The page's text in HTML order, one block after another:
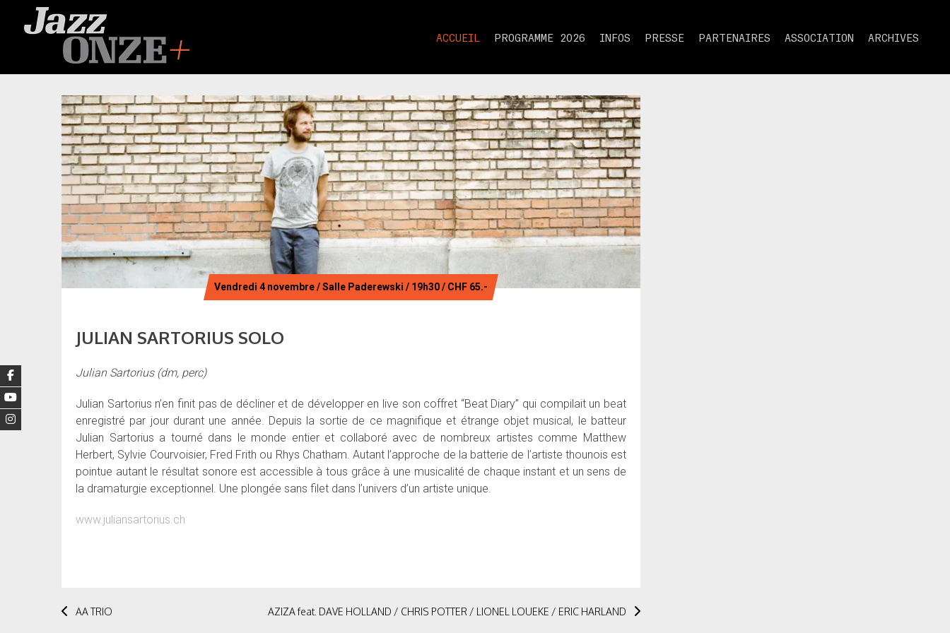
ACCUEIL PROGRAMME 2026 INFOS PRESSE PARTENAIRES ASSOCIATION ARCHIVES
Vendredi 4 novembre / Salle Paderewski / 19h30 / CHF 65.-
JULIAN SARTORIUS SOLO
Julian Sartorius (dm, perc)
Julian Sartorius n’en finit pas de décliner et de développer en live son coffret “Beat Diary” qui compilait un beat
enregistré par jour durant une année. Depuis la sortie de ce magnifique et étrange objet musical, le batteur
Julian Sartorius a tourné dans le monde entier et collaboré avec de nombreux artistes comme Matthew
Herbert, Sylvie Courvoisier, Fred Frith ou Rhys Chatham. Autant l’approche de la batterie de l’artiste thounois est
pointue autant le résultat sonore est accessible à tous grâce à une musicalité de chaque instant et un sens de
la dramaturgie exceptionnel. Une plongée sans filet dans l’univers d’un artiste unique.
www.juliansartorius.ch
PostAA TRIO AZIZA feat. DAVE HOLLAND / CHRIS POTTER / LIONEL LOUEKE / ERIC HARLAND